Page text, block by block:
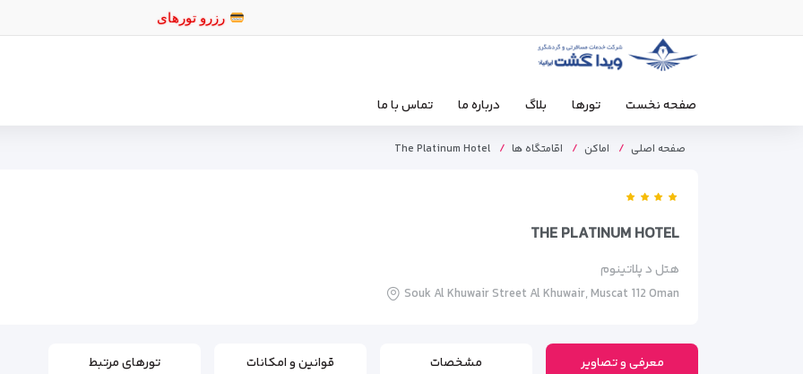
رزرو ت
صفحه نخست تورها بلاگ درباره ما تماس با ما
صفحه اصلی اماکن اقامتگاه ها The Platinum Hotel
THE PLATINUM HOTEL
هتل د پلاتینوم
Souk Al Khuwair Street Al Khuwair, Muscat 112 Oman
معرفی و تصاویر مشخصات قوانین و امکانات تورهای مرتبط